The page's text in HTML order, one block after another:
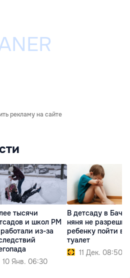
рекламу на сайте
тысячи
и школ РМ
из-за
10 Янв. 06:30
В детсаду в Бачое
няня не
ребенку пойти в
туалет
11 Дек. 08:50